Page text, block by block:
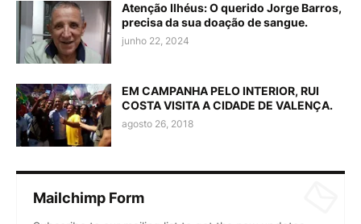
Atenção Ilhéus: O querido Jorge Barros,
precisa da sua doação de sangue.
junho 22, 2024
EM CAMPANHA PELO INTERIOR, RUI
COSTA VISITA A CIDADE DE VALENÇA.
agosto 26, 2018
Mailchimp Form